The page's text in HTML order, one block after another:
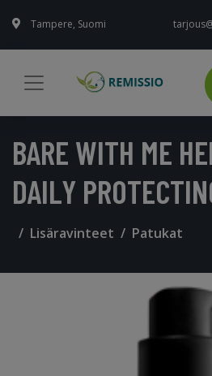
Tampere, Suomi
BARE WITH ME
DAILY
Lisäravinteet Patukat